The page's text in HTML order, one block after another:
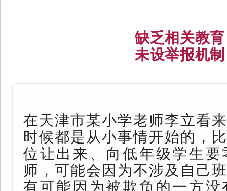
缺乏相关教育
未设举报机制
在天津市某小学老师李立看
时候都是从小事情开始的，
位让出来、向低年级学生
师，可能会因为不涉及自己
有可能因为被欺负的一方